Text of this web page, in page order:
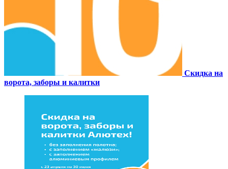
Скидка на
ворота, заборы и калитки